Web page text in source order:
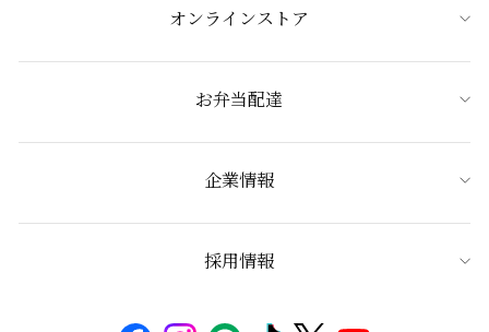
オンラインストア
お弁当配達
企業情報
採用情報